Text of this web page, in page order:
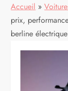
Accueil »
prix,
berline